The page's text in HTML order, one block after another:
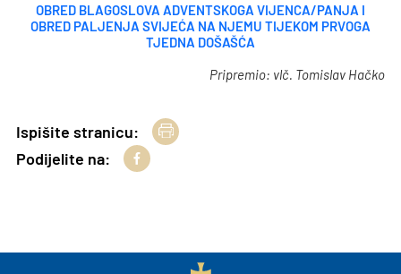
OBRED BLAGOSLOVA ADVENTSKOGA VIJENCA/PANJA I
OBRED PALJENJA SVIJEĆA NA NJEMU TIJEKOM PRVOGA
TJEDNA DOŠAŠĆA
Pripremio: vlč. Tomislav Hačko
Ispišite stranicu:
Podijelite na: